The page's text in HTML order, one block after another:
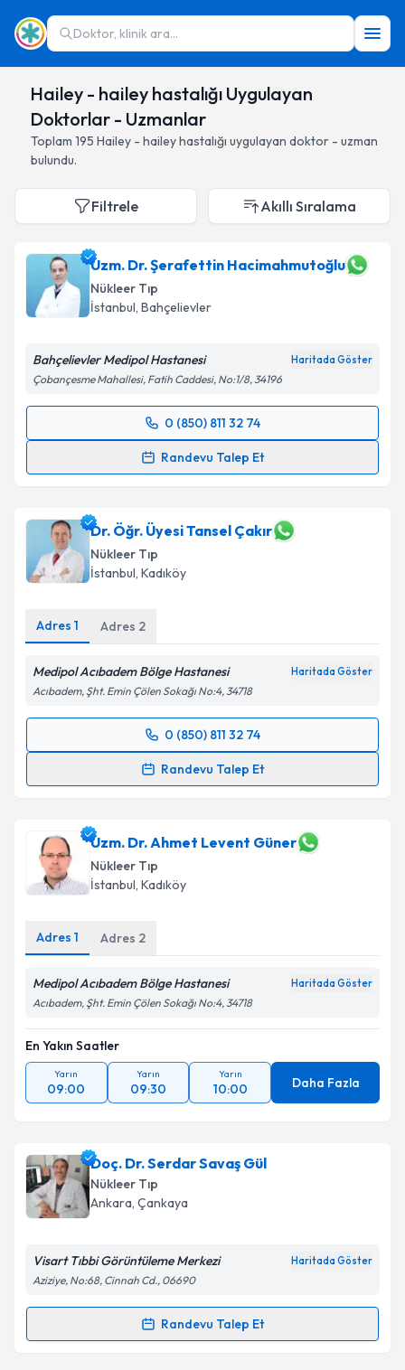
Doktor, klinik ara...
Hailey - hailey hastalığı Uygulayan
Doktorlar - Uzmanlar
Toplam 195 Hailey - hailey hastalığı uygulayan doktor - uzman
bulundu.
Filtrele Akıllı Sıralama
Uzm. Dr. Şerafettin Hacimahmutoğlu
Nükleer Tıp
İstanbul, Bahçelievler
Bahçelievler Medipol Hastanesi Haritada Göster
Çobançesme Mahallesi, Fatih Caddesi, No:1/8, 34196
0 (850) 811 32 74
Randevu Talep Et
Randevu Takvimi Talebi
almanız için bir takvim hazırlandığında e-posta ile
bilgilendireceğiz.
E-posta Adresiniz
Kişisel verilerimin işlenmesine ilişkin
Aydınlatma
Metni'ni okudum ve kişisel verilerimin belirtilen
Takvim Talebini Gönder
Dr. Öğr. Üyesi Tansel Çakır
Nükleer Tıp
İstanbul, Kadıköy
Adres 1 Adres 2
Medipol Acıbadem Bölge Hastanesi Haritada Göster
Acıbadem, Şht. Emin Çölen Sokağı No:4, 34718
0 (850) 811 32 74
Randevu Talep Et
Randevu Takvimi Talebi
için bir takvim hazırlandığında e-posta ile
bilgilendireceğiz.
E-posta Adresiniz
Kişisel verilerimin işlenmesine ilişkin
Aydınlatma
Metni'ni okudum ve kişisel verilerimin belirtilen
Takvim Talebini Gönder
Uzm. Dr. Ahmet Levent Güner
Nükleer Tıp
İstanbul, Kadıköy
Adres 1 Adres 2
Medipol Acıbadem Bölge Hastanesi Haritada Göster
Acıbadem, Şht. Emin Çölen Sokağı No:4, 34718
En Yakın Saatler
Yarın
09:00
Yarın
09:30
Yarın
10:00 Daha Fazla
Doç. Dr. Serdar Savaş Gül
Nükleer Tıp
Ankara, Çankaya
Visart Tıbbi Görüntüleme Merkezi Haritada Göster
Aziziye, No:68, Cinnah Cd., 06690
Randevu Talep Et
Randevu Takvimi Talebi